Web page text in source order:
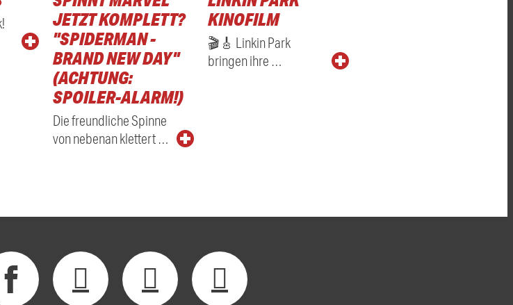
JETZT KOMPLETT?
"SPIDERMAN -
BRAND NEW DAY"
(ACHTUNG:
SPOILER-ALARM!)
Die freundliche Spinne
von nebenan klettert …
KINOFILM
🎬🎸 Linkin Park
bringen ihre …